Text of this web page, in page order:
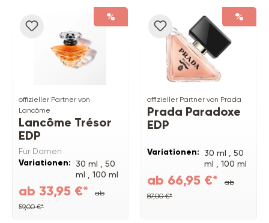
%
offizieller Partner von
Lancôme
Lancôme Trésor
EDP
Für Damen
Variationen: 30 ml , 50
ml , 100 ml
ab 33,95 €*
ab
59,00 €*
%
offizieller Partner von Prada
Prada Paradoxe
EDP
Variationen: 30 ml , 50
ml , 100 ml
Refill ,
ml
ab 66,95 €*
ab
87,00 €*